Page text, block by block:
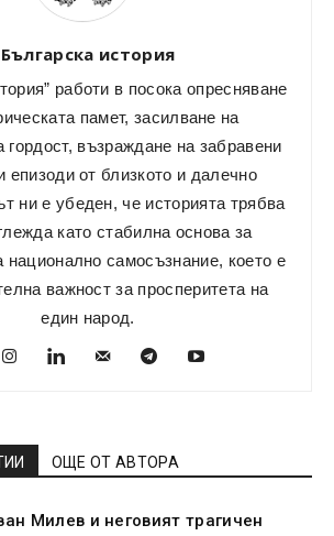
Българска история
работи в посока опресняване
памет, засилване на
гордост, възраждане на забравени
епизоди от близкото и далечно
ни е убеден, че историята трябва
като стабилна основа за
национално самосъзнание, което е
важност за просперитета на
един народ.
ОЩЕ ОТ АВТОРА
Милев и неговият трагичен